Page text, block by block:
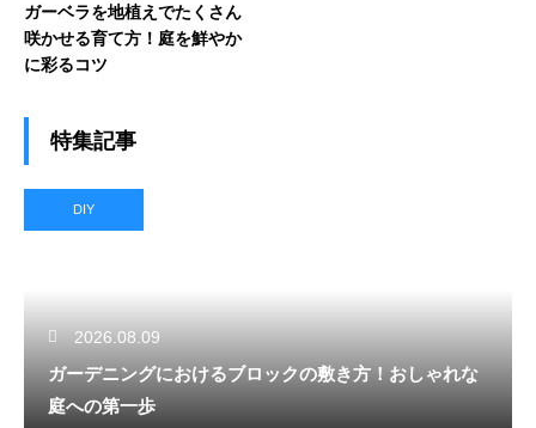
ガーベラを地植えでたくさん
咲かせる育て方！庭を鮮やか
に彩るコツ
特集記事
DIY
2026.08.09
ガーデニングにおけるブロックの敷き方！おしゃれな
庭への第一歩